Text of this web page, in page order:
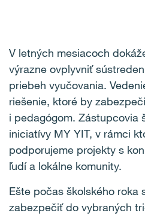
V letných mesiacoch
výrazne ovplyvniť
priebeh vyučovania.
riešenie, ktoré by
i pedagógom. Zástupcovia
iniciatívy MY YIT, v rámci
podporujeme projekty s
ľudí a lokálne komunity.
Ešte počas školského roka
zabezpečiť do vybraných